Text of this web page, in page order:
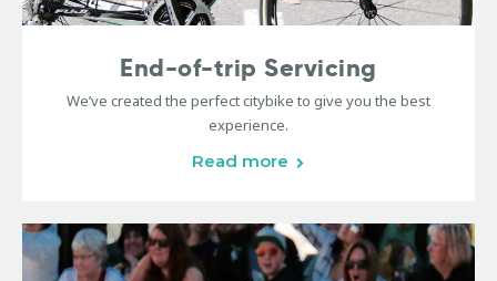
End-of-trip Servicing
We’ve created the perfect citybike to give you the best
experience.
Read more